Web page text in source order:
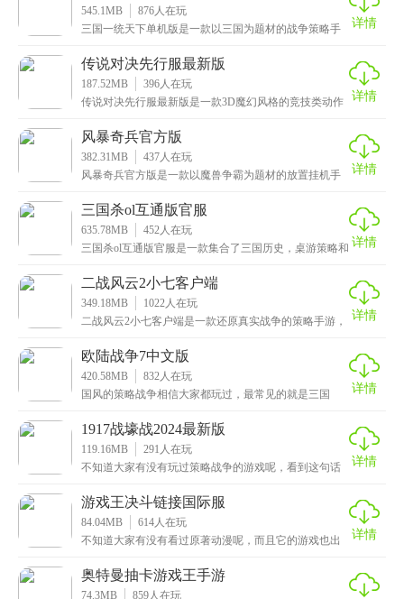
545.1MB 876人在玩
三国一统天下单机版是一款以三国为题材的战争策略手
局面
详情
传说对决先行服最新版
187.52MB 396人在玩
传说对决先行服最新版是一款3D魔幻风格的竞技类动作
华
详情
风暴奇兵官方版
382.31MB 437人在玩
风暴奇兵官方版是一款以魔兽争霸为题材的放置挂机手
的特
详情
三国杀ol互通版官服
635.78MB 452人在玩
三国杀ol互通版官服是一款集合了三国历史，桌游策略和 详情
二战风云2小七客户端
349.18MB 1022人在玩
二战风云2小七客户端是一款还原真实战争的策略手游，
系
详情
欧陆战争7中文版
420.58MB 832人在玩
国风的策略战争相信大家都玩过，最常见的就是三国
款极
详情
1917战壕战2024最新版
119.16MB 291 人在玩
不知道大家有没有玩过策略战争的游戏呢，看到这句话
来的
详情
游戏王决斗链接国际服
84.04MB 614人在玩
不知道大家有没有看过原著动漫呢，而且它的游戏也出
大家
详情
奥特曼抽卡游戏王手游
74.3MB 859人在玩